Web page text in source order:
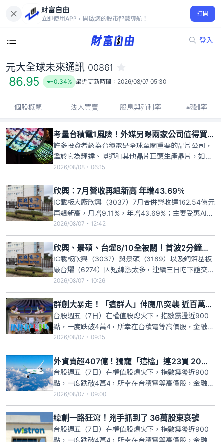
財富自由
立即使用APP，開啟您的股市智慧導航！
打開
登入
86.95
-0.34%
元大全球未來通訊 00861
86.95 -0.34% 最近更新時間： 2026/08/07 05:30
個股概覽 法人買賣 股息與殖利率 報酬率
考量台積電1風險！外媒另曝兩家公司值得買進並長期持有
許多投資者認為台積電是全球至關重要的晶片公司，
鑑於它為輝達、博通和其他晶片巨頭生產晶片，如果
沒有台積電，整個晶片產業將會崩潰。但外媒The
Motley Fool報導，台積電存在的一個潛在風險，即該
公司大部分晶圓廠都建在台灣，而台灣則是一個地緣
政治熱點地區。雖然中國入侵台灣的可能性不大，但
投資者必須
2026/08/08・06:15
欣興：7月營收再飆新高 年增43.69％
IC載板大廠欣興（3037）7月合併營收達162.54億元
再飆新高，月增9.11%，年增43.69%；主要受惠AI
ASIC、GPU與HPC（高速運算）需求持續強勁，累計
今年前7月營收達965.9億元，年增30.76%。因AI需
求強勁，目前ABF載板市場已轉為「賣方市場」，欣
興下半年ABF載板價格策
2026/08/07・12:42
欣興、景碩、台燿8/10全被關！首波2分鐘處置新制飆股
IC載板欣興（3037）與景碩（3189）以及銅箔基板
廠台燿（6274）因短線漲太多，連續三日吃下證交
所、櫃買中心「公布或通知注意交易資訊暨處置作業
要點」第四條第一項第一款的警告，根據證交所以及
櫃買中心今日最新公告，欣興、景碩、台燿下週一
（8/10）開始進入分盤處置，正巧下週一開始實施處
置新制，處置
2026/08/07・10:26
群創大暴走！「這群人」伸魔爪突襲 近百萬股東血流不止
台股週五（7日）在權值股熄火下，指數震盪近900
點，一度跌破4萬4，所幸在台積電等高價股，金融與
塑膠等傳產逆揚下，終場指數收跌170點，失守季
線，而外資雖轉賣超407.16億元，對擁有近百萬股東
的群創下毒手，一出手就砍逾5萬張，不僅外資大
賣，自營商也倒貨2718張，受此衝擊，股價大跌
2.9%，收47
2026/08/07・09:15
外資賣超407億！獨寵「這檔」連23買 20萬股東笑著數錢
台股週五（7日）在權值股熄火下，指數震盪近900
點，一度跌破4萬4，所幸在台積電等高價股，金融與
塑膠等傳產逆揚下，終場指數收跌170點，失守季
線，而外資雖轉賣超407.16億元，卻反手大買逾20萬
股東的長榮航，不僅連23買，今買超放大到逾2萬
張，受此激勵，股價開低收高，終場大漲2.66%，收
44.4
2026/08/07・09:00
緯創一路狂瀉！兇手抓到了 36萬股東哀號
台股週五（7日）在權值股熄火下，指數震盪近900
點，一度跌破4萬4，所幸在台積電等高價股，金融與